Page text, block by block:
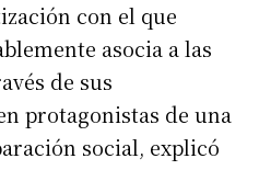
con el que
asocia a las
de sus
protagonistas de una
social, explicó